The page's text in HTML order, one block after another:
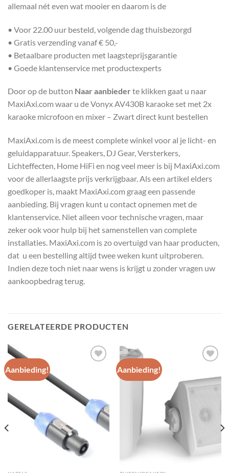
allemaal nét even wat mooier en daarom is de
• Voor 22.00 uur besteld, volgende dag thuisbezorgd
• Gratis verzending vanaf € 50,-
• Betaalbare producten met laagsteprijsgarantie
• Goede klantenservice met productexperts
Door op de button Naar aanbieder te klikken gaat u naar
MaxiAxi.com waar u de Vonyx AV430B karaoke set met 2x
karaoke microfoon en mixer – Zwart direct kunt bestellen
MaxiAxi.com is de meest complete winkel voor al je licht- en
geluidapparatuur. Speakers, DJ Gear, Versterkers,
Lichteffecten, Home HiFi en nog veel meer is bij MaxiAxi.com
voor de allerlaagste prijs verkrijgbaar. Als een artikel elders
goedkoper is, maakt MaxiAxi.com graag een passende
aanbieding. Bij vragen kunt u contact opnemen met de
klantenservice. Niet alleen voor technische vragen, maar
zeker ook voor hulp bij het samenstellen van complete
installaties. MaxiAxi.com is zo overtuigd van haar producten,
dat u een bestelling altijd twee weken kunt uitproberen.
Indien deze toch niet naar wens is krijgt u zonder vragen uw
aankoopbedrag terug.
GERELATEERDE PRODUCTEN
Aanbieding!
wenslijst
Aanbieding!
Toevoegen